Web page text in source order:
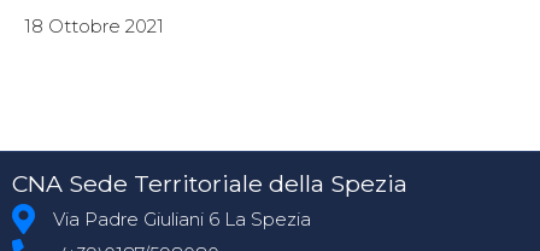
18 Ottobre 2021
CNA Sede Territoriale della Spezia
Via Padre Giuliani 6 La Spezia